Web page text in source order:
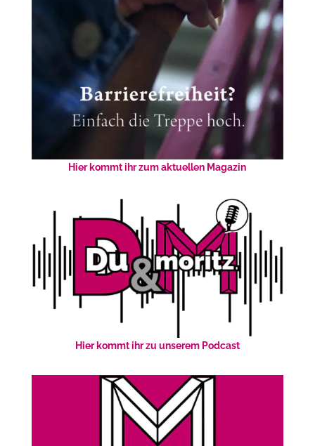
Hier kommt ihr zum aktuellen Magazin
Hier kommt ihr zu unserem Podcast